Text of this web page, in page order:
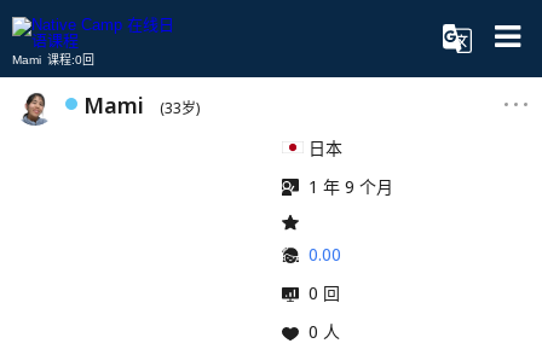
Mami 课程:0回
Mami (33岁)
日本
1 年 9 个月
0.00
0 回
0 人